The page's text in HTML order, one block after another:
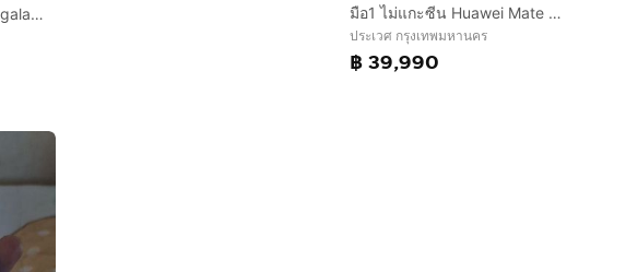
ขายจอดีของ SAMSUNG galaxy note8.0 gt-n5100 แบตชารทไม่เข้า เปิดแล้วหน้าจอค้าง ขายยกให้ทั้งเครื่อง 190 บาท มือ1 ไม่แกะซีน Huawei Mate X7 ram 16 rom 512
ประเวศ กรุงเทพมหานคร
฿ 39,990